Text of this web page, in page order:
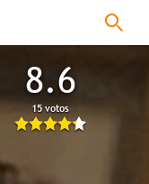
8.6
15 votos